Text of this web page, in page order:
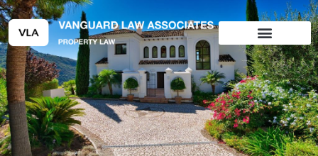
Hopp
rett
til
innholdet